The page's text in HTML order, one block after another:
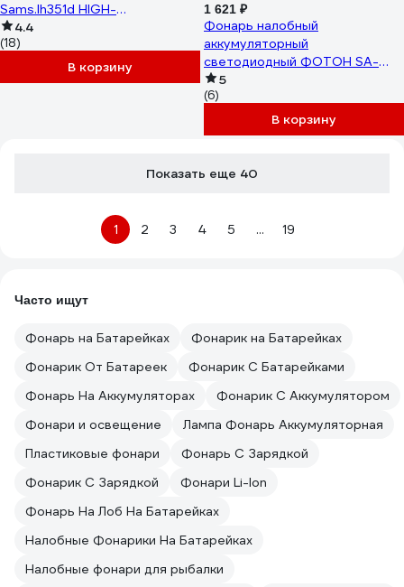
Sams.lh351d HIGH-
CRI,max1500лм, акк.2600mah
4606400012023
4.4
(18)
В корзину
1 621 ₽
Фонарь налобный
аккумуляторный
светодиодный ФОТОН SA-
950 (5W + 1W) 25537
5
(6)
В корзину
Показать еще 40
1 2 3 4 5 ... 19
Часто ищут
Фонарь на Батарейках
Фонарик на Батарейках
Фонарик От Батареек
Фонарик С Батарейками
Фонарь На Аккумуляторах
Фонарик С Аккумулятором
Фонари и освещение
Лампа Фонарь Аккумуляторная
Пластиковые фонари
Фонарь С Зарядкой
Фонарик С Зарядкой
Фонари Li-Ion
Фонарь На Лоб На Батарейках
Налобные Фонарики На Батарейках
Налобные фонари для рыбалки